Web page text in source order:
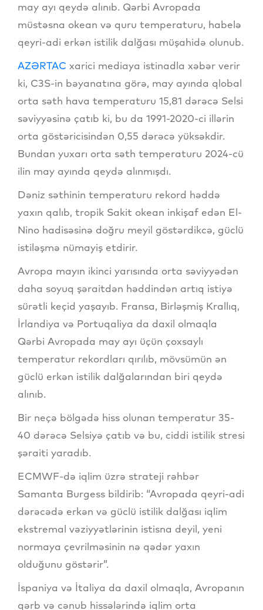
may ayı qeydə alınıb. Qərbi Avropada
müstəsna okean və quru temperaturu, habelə
qeyri-adi erkən istilik dalğası müşahidə olunub.
AZƏRTAC xarici mediaya istinadla xəbər verir
ki, C3S-in bəyanatına görə, may ayında qlobal
orta səth hava temperaturu 15,81 dərəcə Selsi
səviyyəsinə çatıb ki, bu da 1991-2020-ci illərin
orta göstəricisindən 0,55 dərəcə yüksəkdir.
Bundan yuxarı orta səth temperaturu 2024-cü
ilin may ayında qeydə alınmışdı.
Dəniz səthinin temperaturu rekord həddə
yaxın qalıb, tropik Sakit okean inkişaf edən El-
Nino hadisəsinə doğru meyil göstərdikcə, güclü
istiləşmə nümayiş etdirir.
Avropa mayın ikinci yarısında orta səviyyədən
daha soyuq şəraitdən həddindən artıq istiyə
sürətli keçid yaşayıb. Fransa, Birləşmiş Krallıq,
İrlandiya və Portuqaliya da daxil olmaqla
Qərbi Avropada may ayı üçün çoxsaylı
temperatur rekordları qırılıb, mövsümün ən
güclü erkən istilik dalğalarından biri qeydə
alınıb.
Bir neçə bölgədə hiss olunan temperatur 35-
40 dərəcə Selsiyə çatıb və bu, ciddi istilik stresi
şəraiti yaradıb.
ECMWF-də iqlim üzrə strateji rəhbər
Samanta Burgess bildirib: “Avropada qeyri-adi
dərəcədə erkən və güclü istilik dalğası iqlim
ekstremal vəziyyətlərinin istisna deyil, yeni
normaya çevrilməsinin nə qədər yaxın
olduğunu göstərir”.
İspaniya və İtaliya da daxil olmaqla, Avropanın
qərb və cənub hissələrində iqlim orta